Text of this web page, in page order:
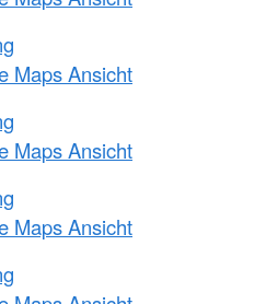
Maps Ansicht
Maps Ansicht
Maps Ansicht